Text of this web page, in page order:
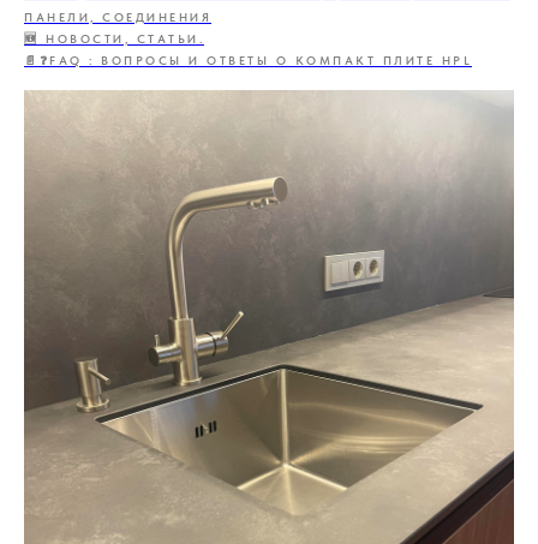
ПАНЕЛИ, СОЕДИНЕНИЯ
🆕 НОВОСТИ, СТАТЬИ.
📄❓FAQ : ВОПРОСЫ И ОТВЕТЫ О КОМПАКТ ПЛИТЕ HPL